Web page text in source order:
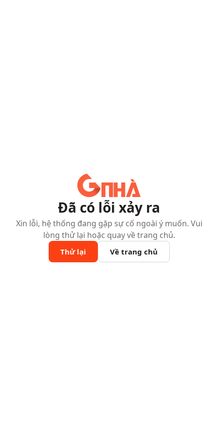
Đã có lỗi xảy ra
Xin lỗi, hệ thống đang gặp sự cố ngoài ý muốn. Vui
lòng thử lại hoặc quay về trang chủ.
Thử lại Về trang chủ